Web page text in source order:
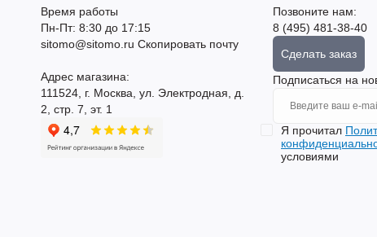
Время работы
Пн-Пт: 8:30 до 17:15
sitomo@sitomo.ru Скопировать почту
Адрес магазина:
111524, г. Москва, ул. Электродная, д.
2, стр. 7, эт. 1
Позвоните нам:
8 (495) 481-38-40
Сделать заказ
Подписаться на
Я прочитал
условиями